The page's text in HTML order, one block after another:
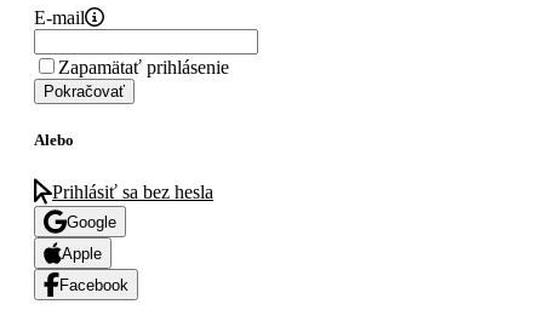
E-mail
Zapamätať prihlásenie
Pokračovať
Alebo
Prihlásiť sa bez hesla
Google
Apple
Facebook